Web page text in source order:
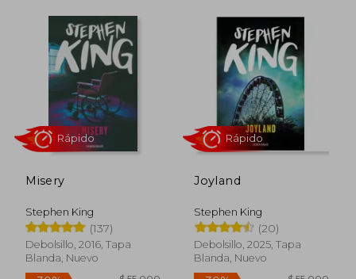
30%
dcto.
$ 52.000 30%
dcto.
Misery
Stephen King
(137)
Debolsillo, 2016, Tapa
Blanda, Nuevo
Joyland
Stephen King
(20)
Debolsillo, 2025, Tapa
Blanda, Nuevo